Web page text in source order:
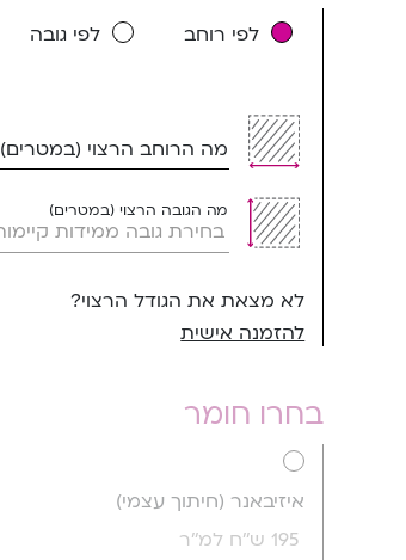
לפי רוחב לפי גובה
מה הרוחב הרצוי (במטרים)
מה הגובה הרצוי (במטרים)
לא מצאת את הגודל הרצוי?
להזמנה אישית
בחרו חומר
איזיבאנר (חיתוך עצמי)
195 ש''ח למ''ר